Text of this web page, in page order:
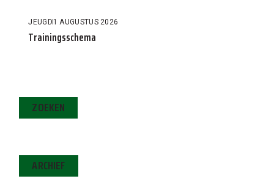
JEUGD1 AUGUSTUS 2026
Trainingsschema
ZOEKEN
ARCHIEF